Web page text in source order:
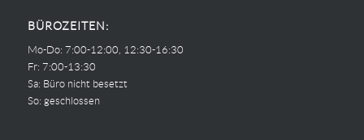
BÜROZEITEN:
Mo-Do: 7:00-12:00, 12:30-16:30
Fr: 7:00-13:30
Sa: Büro nicht besetzt
So: geschlossen